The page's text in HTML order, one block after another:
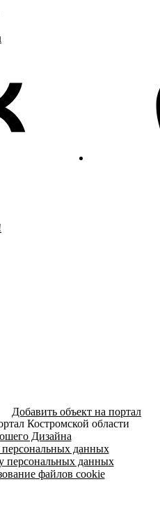
Добавить объект на портал
Костромской области
Дизайна
данных
персональных данных
файлов cookie